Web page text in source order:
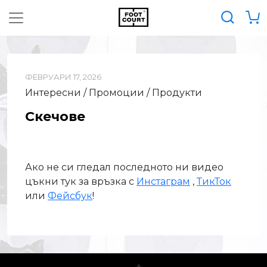
ФЕВРУАРИ 17, 2026
Интересни / Промоции / Продукти
Скечове
Ако не си гледал последното ни видео
цъкни тук за връзка с Инстаграм ,ТикТок
или Фейсбук!